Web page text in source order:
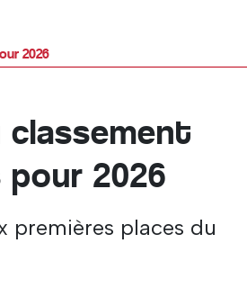
2026
2026
premières places du